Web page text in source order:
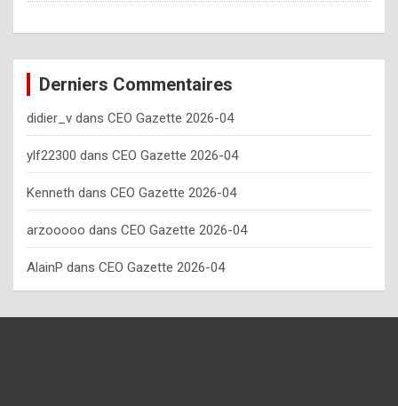
o
w
o
t
e
n
y
o
u
s
h
Derniers Commentaires
didier_v dans CEO Gazette 2026-04
ylf22300 dans CEO Gazette 2026-04
Kenneth dans CEO Gazette 2026-04
arzooooo dans CEO Gazette 2026-04
AlainP dans CEO Gazette 2026-04